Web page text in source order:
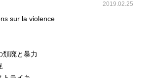
2019.02.25
sur la violence
頽廃と暴力